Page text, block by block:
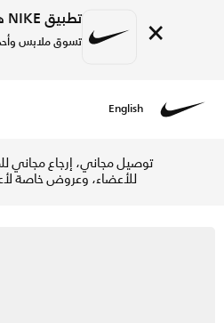
× تطبيق NIKE هنا!
تسوق ملابس
English
توصيل مجاني، إرجاع مجاني
للأعضاء، وعروض خاصة